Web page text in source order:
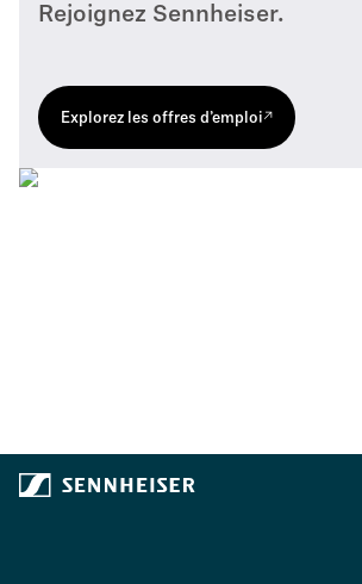
Rejoignez Sennheiser.
Explorez les offres d’emploi